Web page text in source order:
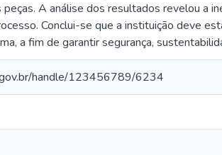
peças. A análise dos resultados revelou a
Conclui-se que a instituição deve
a fim de garantir segurança,
handle/123456789/6234